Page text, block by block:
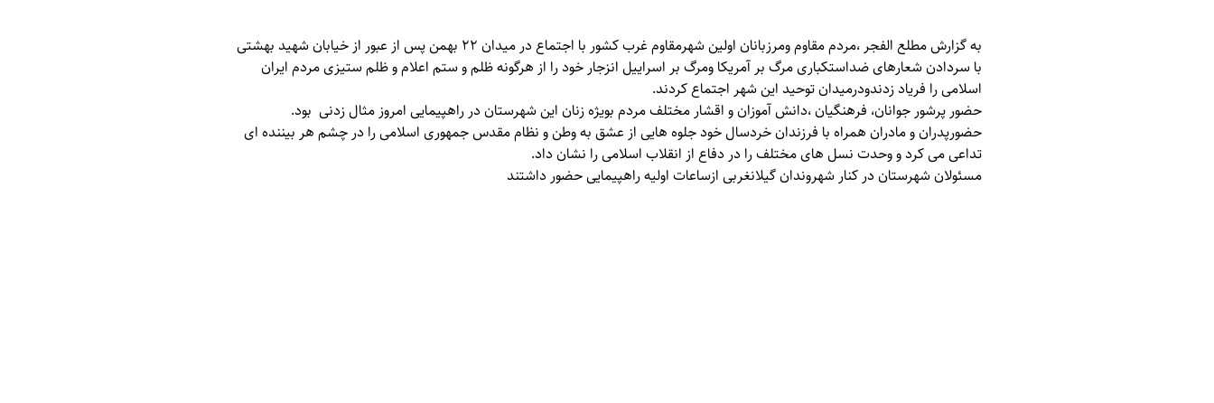
به گزارشمطلع الفجر
،مردم مقاوم ومرزبانان اولین شهرمقاوم غرب کشور با اجتماع در میدان 22 بهمن پس از عبور از خیابان شهید بهشتی
با سردادن شعارهای ضداستکباری مرگ بر آمریکا ومرگ بر اسراییل انزجار خود را از هرگونه ظلم و ستم اعلام و ظلم ستیزی مردم ایران
اسلامی را فریاد زدندودرمیدان توحید این شهر اجتماع کردند.
حضور پرشور جوانان، فرهنگیان ،دانش آموزان و اقشار مختلف مردم بویژه زنان این شهرستان در راهپیمایی امروز مثال زدنی بود.
حضورپدران و مادران همراه با فرزندان خردسال خود جلوه هایی از عشق به وطن و نظام مقدس جمهوری اسلامی را در چشم هر بیننده ای
تداعی می کرد و وحدت نسل های مختلف را در دفاع از انقلاب اسلامی را نشان داد.
مسئولان شهرستان در کنار شهروندان گیلانغربی ازساعات اولیه راهپیمایی حضور داشتند